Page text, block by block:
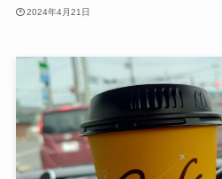
2024年4月21日